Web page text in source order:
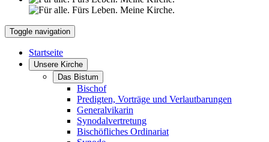
Toggle navigation
Startseite
Unsere Kirche
Das Bistum
Bischof
Predigten, Vorträge und Verlautbarungen
Generalvikarin
Synodalvertretung
Bischöfliches Ordinariat